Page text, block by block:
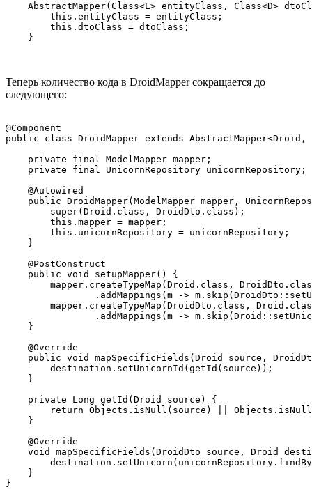
AbstractMapper(Class<E> entityClass, Class<D>
        this.entityClass = entityClass;
        this.dtoClass = dtoClass;
    }
Теперь количество кода в DroidMapper сокращается до
следующего:
@Component
public class DroidMapper extends
    private final ModelMapper mapper;
    private final UnicornRepository unicornRepository;
    @Autowired
public DroidMapper(ModelMapper mapper,
        super(Droid.class, DroidDto.class);
        this.mapper = mapper;
        this.unicornRepository = unicornRepository;
    }
    @PostConstruct
    public void setupMapper() {
mapper.createTypeMap(Droid.class,
.addMappings(m ->
mapper.createTypeMap(DroidDto.class,
.addMappings(m ->
    }
    @Override
public void mapSpecificFields(Droid source,
        destination.setUnicornId(getId(source));
    }
    private Long getId(Droid source) {
return Objects.isNull(source) ||
    }
    @Override
void mapSpecificFields(DroidDto source, Droid
    }
}